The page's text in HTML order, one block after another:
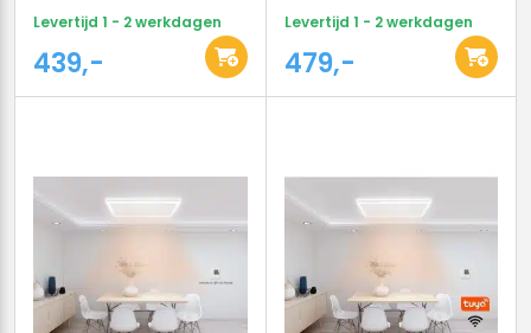
Levertijd 1 - 2 werkdagen
439,-
Levertijd 1 - 2 werkdagen
479,-